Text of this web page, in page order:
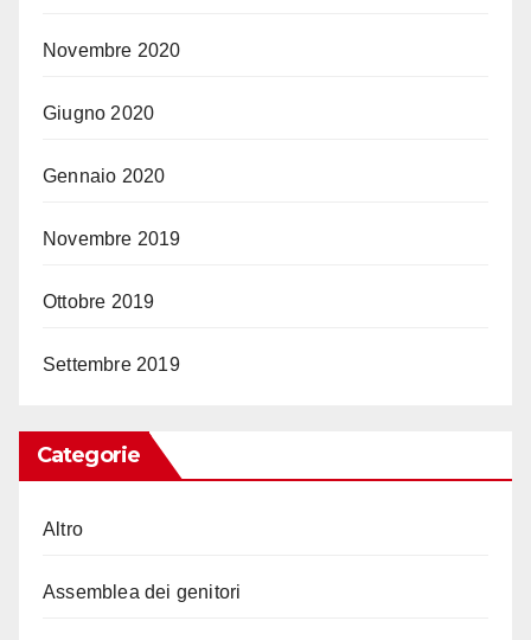
Novembre 2020
Giugno 2020
Gennaio 2020
Novembre 2019
Ottobre 2019
Settembre 2019
Categorie
Altro
Assemblea dei genitori